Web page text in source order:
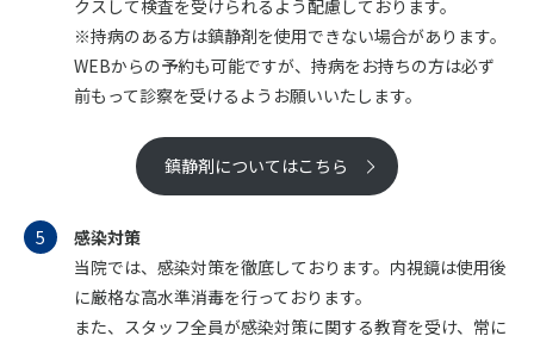
クスして検査を受けられるよう配慮しております。
※持病のある方は鎮静剤を使用できない場合があります。
WEBからの予約も可能ですが、持病をお持ちの方は必ず
前もって診察を受けるようお願いいたします。
鎮静剤についてはこちら
感染対策
当院では、感染対策を徹底しております。内視鏡は使用後
に厳格な高水準消毒を行っております。
また、スタッフ全員が感染対策に関する教育を受け、常に